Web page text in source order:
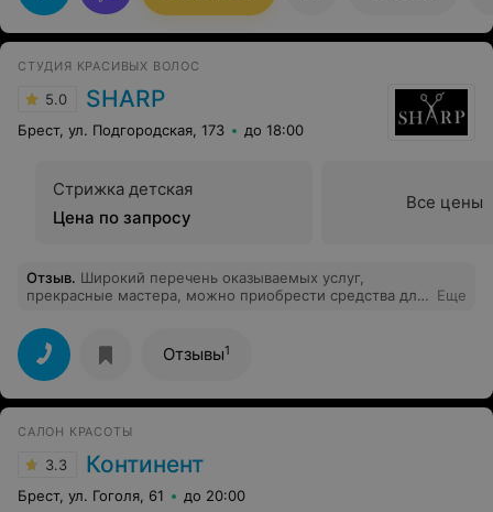
СТУДИЯ КРАСИВЫХ ВОЛОС
5.0 SHARP
Брест, ул. Подгородская, 173 до 18:00
Стрижка детская
Цена по запросу
Все цены
Отзыв. Широкий перечень оказываемых услуг,
прекрасные мастера, можно приобрести средства для
подойдёт именно Вам. На услуги молодого мастера
действует скидка. Обязательно приду снова!
Еще
Отзывы1
САЛОН КРАСОТЫ
3.3 Континент
Брест, ул. Гоголя, 61 до 20:00